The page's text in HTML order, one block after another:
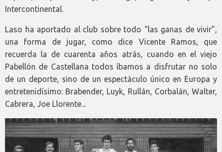
Intercontinental.
Laso ha aportado al club sobre todo “las ganas de vivir”,
una forma de jugar, como dice Vicente Ramos, que
recuerda la de cuarenta años atrás, cuando en el viejo
Pabellón de Castellana todos íbamos a disfrutar no solo
de un deporte, sino de un espectáculo único en Europa y
entretenidísimo: Brabender, Luyk, Rullán, Corbalán, Walter,
Cabrera, Joe Llorente...